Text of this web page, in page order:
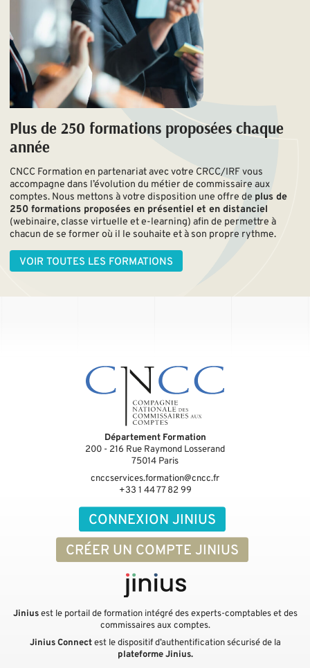
Plus de 250 formations proposées chaque
année
CNCC Formation en partenariat avec votre CRCC/IRF vous
accompagne dans l’évolution du métier de commissaire aux
comptes. Nous mettons à votre disposition une offre de plus de
250 formations proposées en présentiel et en distanciel
(webinaire, classe virtuelle et e-learning) afin de permettre à
chacun de se former où il le souhaite et à son propre rythme.
VOIR TOUTES LES FORMATIONS
CONNEXION JINIUS
CRÉER UN COMPTE JINIUS
Département Formation
200 - 216 Rue Raymond Losserand
75014 Paris
cnccservices.formation@cncc.fr
+33 1 44 77 82 99
Jiniusest le portail de formation intégré des experts-comptables et des
commissaires aux comptes.
Jinius Connectest le dispositif d’authentification sécurisé de la
plateforme Jinius.